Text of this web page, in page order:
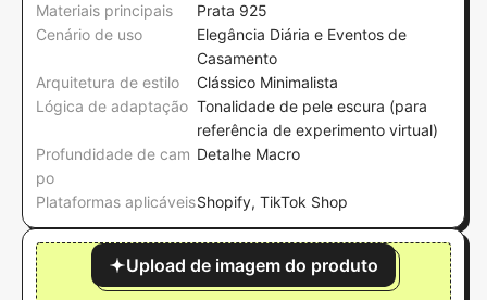
Materiais principais
Prata 925
Cenário de uso
Elegância Diária e Eventos de
Casamento
Arquitetura de estilo
Clássico Minimalista
Lógica de adaptação Tonalidade de pele escura (para
referência de experimento virtual)
Profundidade de cam
po
Detalhe Macro
Plataformas aplicáveisShopify, TikTok Shop
Upload de imagem do produto